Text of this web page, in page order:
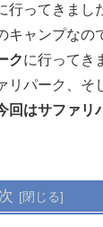
ってきまし
キャンプなの
クに行ってき
リパーク、そ
回はサファリ